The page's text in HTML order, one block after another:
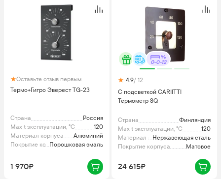
Оставьте отзыв первым
Термо+Гигро Эверест TG-23
Страна
Россия
Max t эксплуатации, °C
120
Материал корпуса
Алюминий
Покрытие корпусаПорошковая эмаль
1 970₽
0-0-12
4.9/ 12
С подсветкой CARIITTI
Термометр SQ
Страна
Финляндия
Max t эксплуатации, °C
120
Материал корпусаНержавеющая сталь
Покрытие корпуса
Матовое
24 615₽